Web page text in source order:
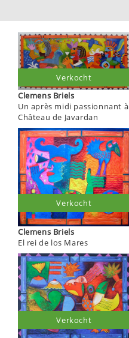
Clemens Briels
Un après midi passionnant à
Château de Javardan
Verkocht
Clemens Briels
El rei de los Mares
Verkocht
Verkocht